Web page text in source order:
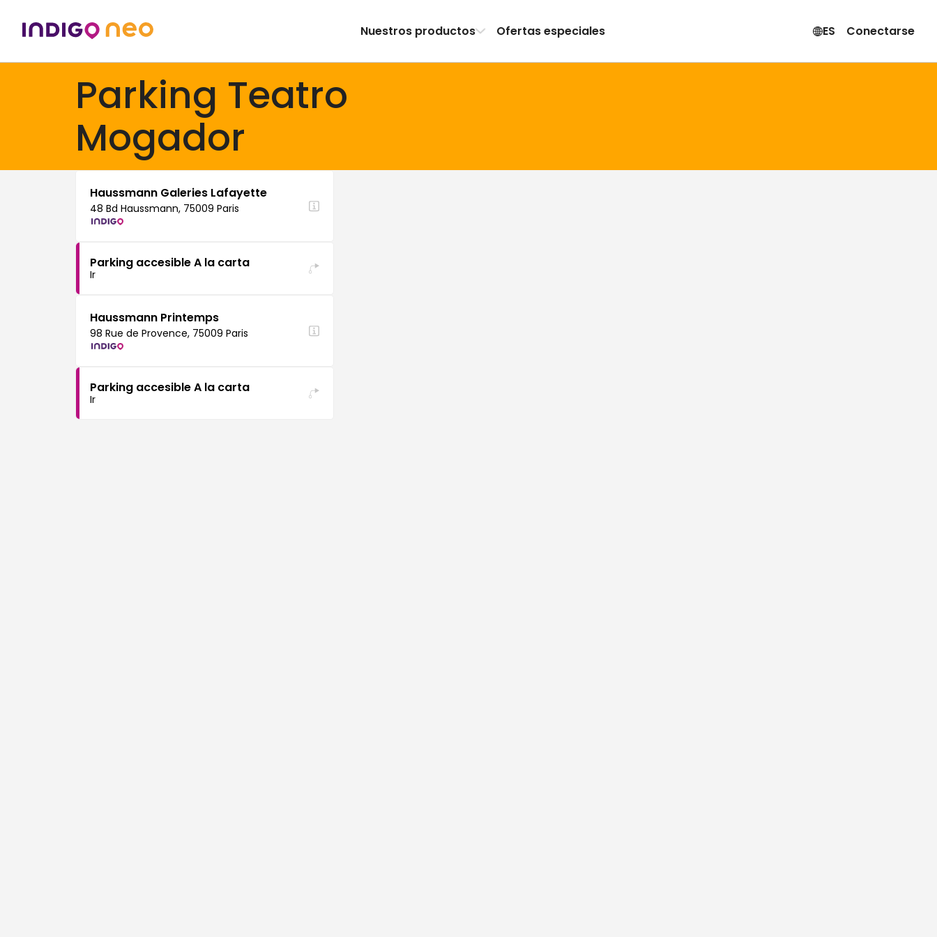
Nuestros productos Ofertas especiales ES Conectarse
Parking Teatro
Mogador
Haussmann Galeries Lafayette
48 Bd Haussmann, 75009 Paris
Parking accesible A la carta
Ir
Haussmann Printemps
98 Rue de Provence, 75009 Paris
Parking accesible A la carta
Ir